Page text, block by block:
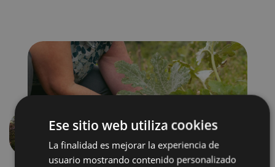
Précédent
Ese sitio web utiliza cookies
La finalidad es mejorar la experiencia de
usuario mostrando contenido personalizado